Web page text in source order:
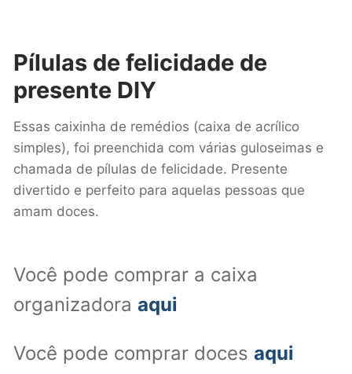
Pílulas de felicidade de
presente DIY
Essas caixinha de remédios (caixa de acrílico
simples), foi preenchida com várias guloseimas e
chamada de pílulas de felicidade. Presente
divertido e perfeito para aquelas pessoas que
amam doces.
Você pode comprar a caixa
organizadora aqui
Você pode comprar doces aqui